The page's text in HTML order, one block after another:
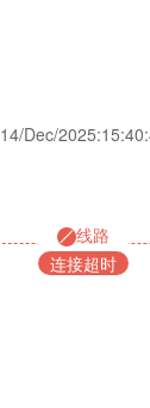
14/Dec/
线路
连接超时